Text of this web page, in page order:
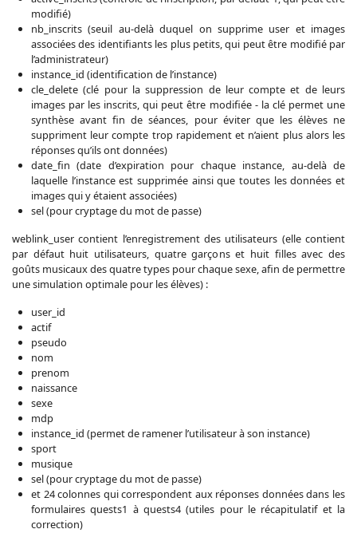
modifié)
nb_inscrits (seuil au-delà duquel on supprime user et images
associées des identifiants les plus petits, qui peut être modifié par
l’administrateur)
instance_id (identification de l’instance)
cle_delete (clé pour la suppression de leur compte et de leurs
images par les inscrits, qui peut être modifiée - la clé permet une
synthèse avant fin de séances, pour éviter que les élèves ne
suppriment leur compte trop rapidement et n’aient plus alors les
réponses qu’ils ont données)
date_fin (date d’expiration pour chaque instance, au-delà de
laquelle l’instance est supprimée ainsi que toutes les données et
images qui y étaient associées)
sel (pour cryptage du mot de passe)
weblink_user contient l’enregistrement des utilisateurs (elle contient
par défaut huit utilisateurs, quatre garçons et huit filles avec des
goûts musicaux des quatre types pour chaque sexe, afin de permettre
une simulation optimale pour les élèves) :
user_id
actif
pseudo
nom
prenom
naissance
sexe
mdp
instance_id (permet de ramener l’utilisateur à son instance)
sport
musique
sel (pour cryptage du mot de passe)
et 24 colonnes qui correspondent aux réponses données dans les
formulaires quests1 à quests4 (utiles pour le récapitulatif et la
correction)